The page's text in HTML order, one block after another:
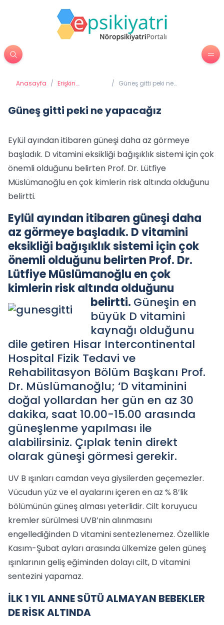
Anasayfa / Erişkin
/ Güneş gitti peki ne
Güneş gitti peki ne yapacağız
Eylül ayından itibaren güneşi daha az görmeye
başladık. D vitamini eksikliği bağışıklık sistemi için çok
önemli olduğunu belirten Prof. Dr. Lütfiye
Müslümanoğlu en çok kimlerin risk altında olduğunu
belirtti.
Eylül ayından itibaren güneşi daha
az görmeye başladık. D vitamini
eksikliği bağışıklık sistemi için çok
önemli olduğunu belirten Prof. Dr.
Lütfiye Müslümanoğlu en çok
kimlerin risk altında olduğunu
belirtti. Güneşin en
büyük D vitamini
kaynağı olduğunu
dile getiren Hisar Intercontinental
Hospital Fizik Tedavi ve
Rehabilitasyon Bölüm Başkanı Prof.
Dr. Müslümanoğlu; ‘D vitaminini
doğal yollardan her gün en az 30
dakika, saat 10.00-15.00 arasında
güneşlenme yapılması ile
alabilirsiniz. Çıplak tenin direkt
olarak güneşi görmesi gerekir.
UV B ışınları camdan veya giysilerden geçemezler.
Vücudun yüz ve el ayalarını içeren en az % 8’lik
bölümünün güneş alması yeterlidir. Cilt koruyucu
kremler sürülmesi UVB’nin alınmasını
engellediğinden D vitamini sentezlenemez. Özellikle
Kasım-Şubat ayları arasında ülkemize gelen güneş
ışınlarının geliş eğiminden dolayı cilt, D vitamini
sentezini yapamaz.
İLK 1 YIL ANNE SÜTÜ ALMAYAN BEBEKLER
DE RİSK ALTINDA